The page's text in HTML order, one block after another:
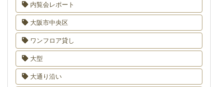
内覧会レポート
大阪市中央区
ワンフロア貸し
大型
大通り沿い